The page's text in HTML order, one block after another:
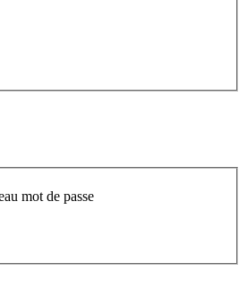
mot de passe